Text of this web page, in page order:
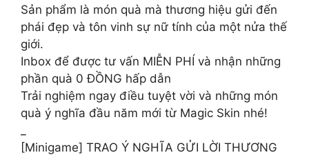
Sản phẩm là món quà mà thương hiệu gửi đến
phái đẹp và tôn vinh sự nữ tính của ​một nửa thế
giới.
Inbox để được tư vấn MIỄN PHÍ và nhận những
phần quà 0 ĐỒNG hấp dẫn
Trải nghiệm ngay điều tuyệt vời và những món
quà ý nghĩa đầu năm mới từ Magic Skin nhé!
[Minigame] TRAO Ý NGHĨA GỬI LỜI THƯƠNG